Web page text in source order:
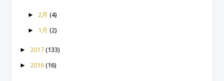
► 2月 (4)
► 1月 (2)
► 2017 (133)
► 2016 (16)